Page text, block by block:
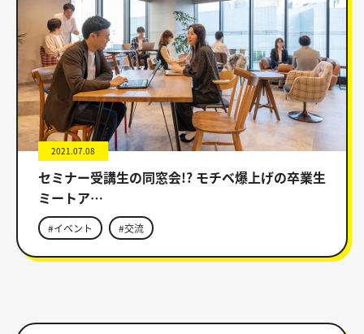
2021.07.08
セミナー受講生の同窓会!? モチベ爆上げの卒業生
ミートア…
#イベント #交流